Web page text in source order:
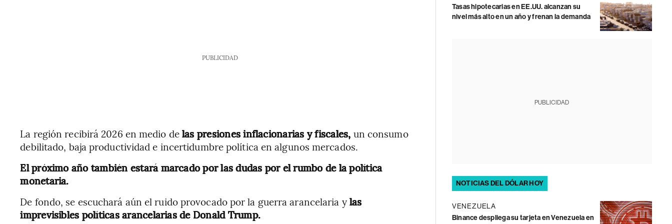
PUBLICIDAD
La región recibirá 2026 en medio delas presiones inflacionarias y fiscales, un consumo
debilitado, baja productividad e incertidumbre política en algunos mercados.
El próximo año también estará marcado por las dudas por el rumbo de la política
monetaria.
De fondo, se escuchará aún el ruido provocado por la guerra arancelaria ylas
imprevisibles políticas arancelarias de Donald Trump.
Tasas hipotecarias en EE.UU. alcanzan su
nivel más alto en un año y frenan la demanda
PUBLICIDAD
NOTICIAS DEL DÓLAR HOY
VENEZUELA
Binance despliega su tarjeta en Venezuela en